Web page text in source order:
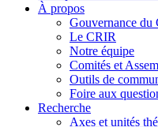
À propos
Gouvernance
Le CRIR
Notre équipe
Comités et
Outils de
Foire aux
Recherche
Axes et unités